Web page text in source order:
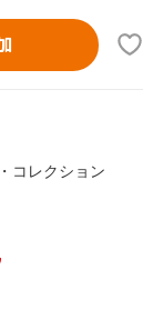
コレクション